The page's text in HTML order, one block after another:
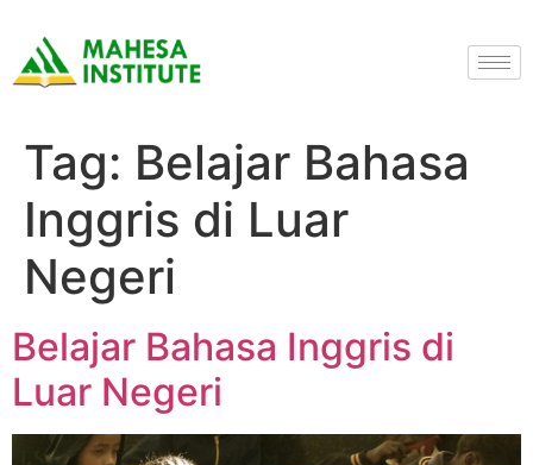
Tag: Belajar Bahasa
Inggris di Luar
Negeri
Belajar Bahasa Inggris di
Luar Negeri